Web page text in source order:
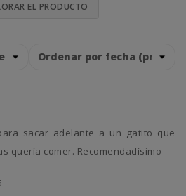
EL PRODUCTO
quería comer. Recomendadísimo